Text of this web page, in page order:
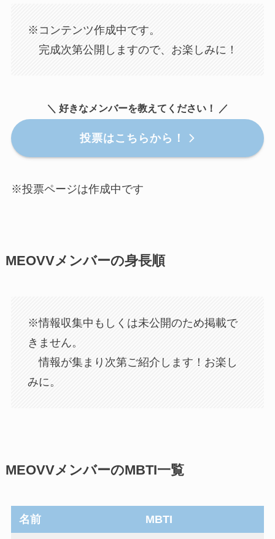
※コンテンツ作成中です。
完成次第公開しますので、お楽しみに！
＼ 好きなメンバーを教えてください！ ／
投票はこちらから！
※投票ページは作成中です
MEOVVメンバーの身長順
※情報収集中もしくは未公開のため掲載で
きません。
情報が集まり次第ご紹介します！お楽し
みに。
MEOVVメンバーのMBTI一覧
名前 MBTI